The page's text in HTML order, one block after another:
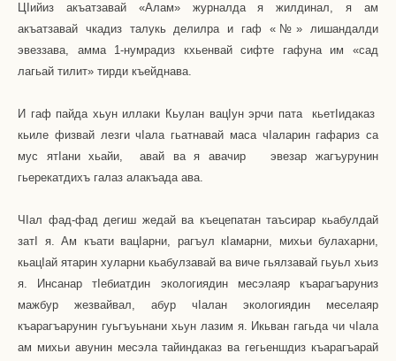
ЦIийиз акъатзавай «Алам» журналда я жилдинал, я ам
акъатзавай чкадиз талукь делилра и гаф «№» лишандалди
эвеззава, амма 1-нумрадиз кхьенвай сифте гафуна им «сад
лагьай тилит» тирди къейднава.
И гаф пайда хьун иллаки Кьулан вацIун эрчи пата
кьетIидаказ
кьиле физвай лезги чIала гьатнавай маса чIаларин гафариз са
мус ятIани хьайи,
авай ва я авачир
эвезар жагъурунин
гьерекатдихъ галаз алакъада ава.
ЧIал фад-фад дегиш жедай ва къецепатан таъсирар кьабулдай
затI я. Ам къати вацIарни, рагъул кIамарни, михьи булахарни,
кьацIай ятарин хуларни кьабулзавай ва виче гьялзавай гьуьл хьиз
я. Инсанар тIебиатдин экологиядин месэлаяр къарагъаруниз
мажбур жезвайвал, абур чIалан экологиядин меселаяр
къарагъарунин гуьгъуьнани хьун лазим я. Икьван гагьда чи чIала
ам михьи авунин месэла тайиндаказ ва гегьеншдиз къарагъарай